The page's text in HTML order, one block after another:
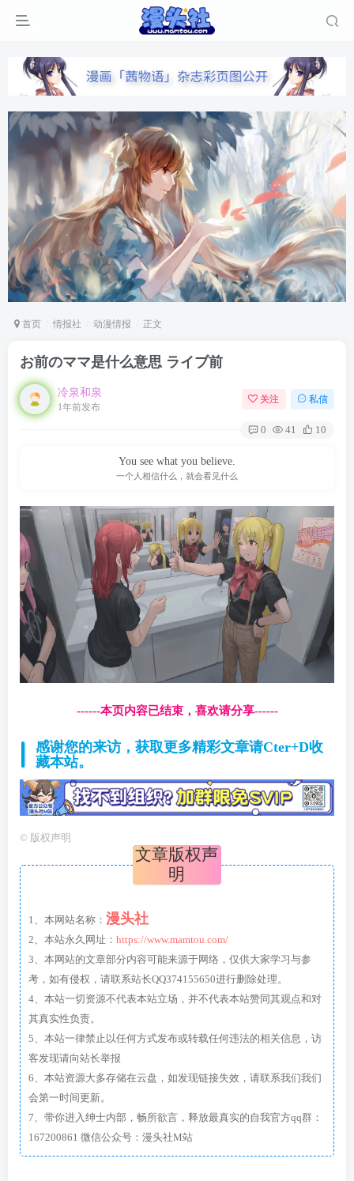
首页 情报社 动漫情报 正文
お前のママ是什么意思 ライブ前
冷泉和泉
1年前发布
关注 私信
0 41 10
You see what you believe.
一个人相信什么，就会看见什么
------本页内容已结束，喜欢请分享------
感谢您的来访，获取更多精彩文章请Cter+D收
藏本站。
© 版权声明
文章版权声
明
1、本网站名称： 漫头社
2、本站永久网址： https://www.mamtou.com/
3、本网站的文章部分内容可能来源于网络，仅供大家学习与参
考，如有侵权，请联系站长QQ374155650进行删除处理。
4、本站一切资源不代表本站立场，并不代表本站赞同其观点和对
其真实性负责。
5、本站一律禁止以任何方式发布或转载任何违法的相关信息，访
客发现请向站长举报
6、本站资源大多存储在云盘，如发现链接失效，请联系我们我们
会第一时间更新。
7、带你进入绅士内部，畅所欲言，释放最真实的自我官方qq群：
167200861 微信公众号：漫头社M站